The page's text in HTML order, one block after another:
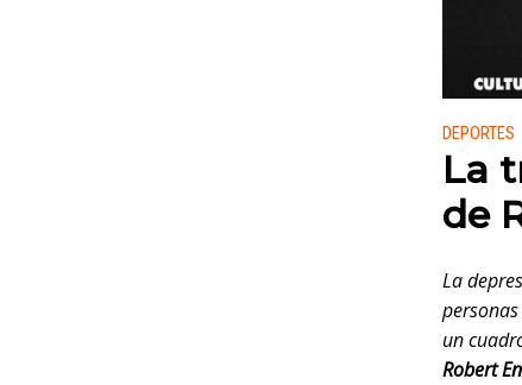
DEPORTES
La
de
La
un
Robert